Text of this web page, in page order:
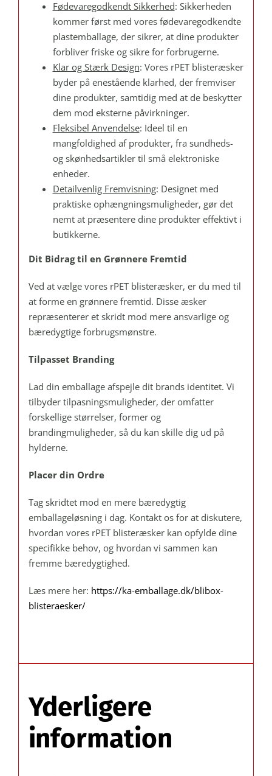
Fødevaregodkendt Sikkerhed: Sikkerheden
kommer først med vores fødevaregodkendte
plastemballage, der sikrer, at dine produkter
forbliver friske og sikre for forbrugerne.
Klar og Stærk Design: Vores rPET blisteræsker
byder på enestående klarhed, der fremviser
dine produkter, samtidig med at de beskytter
dem mod eksterne påvirkninger.
Fleksibel Anvendelse: Ideel til en
mangfoldighed af produkter, fra sundheds-
og skønhedsartikler til små elektroniske
enheder.
Detailvenlig Fremvisning: Designet med
praktiske ophængningsmuligheder, gør det
nemt at præsentere dine produkter effektivt i
butikkerne.
Dit Bidrag til en Grønnere Fremtid
Ved at vælge vores rPET blisteræsker, er du med til
at forme en grønnere fremtid. Disse æsker
repræsenterer et skridt mod mere ansvarlige og
bæredygtige forbrugsmønstre.
Tilpasset Branding
Lad din emballage afspejle dit brands identitet. Vi
tilbyder tilpasningsmuligheder, der omfatter
forskellige størrelser, former og
brandingmuligheder, så du kan skille dig ud på
hylderne.
Placer din Ordre
Tag skridtet mod en mere bæredygtig
emballageløsning i dag. Kontakt os for at diskutere,
hvordan vores rPET blisteræsker kan opfylde dine
specifikke behov, og hvordan vi sammen kan
fremme bæredygtighed.
Læs mere her: https://ka-emballage.dk/blibox-
blisteraesker/
Yderligere
information